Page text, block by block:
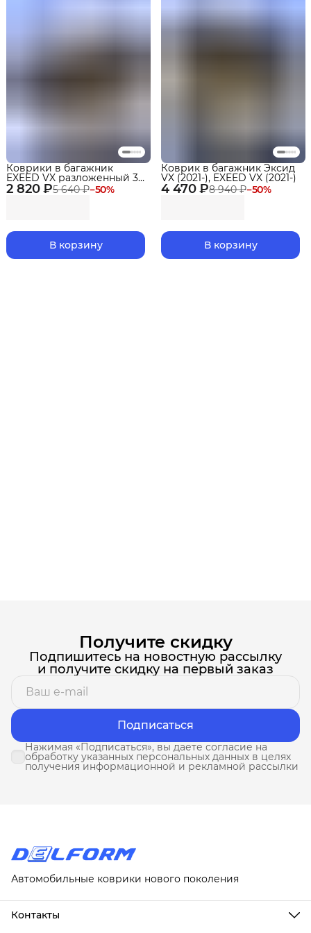
2 820 ₽5 640 ₽−50%
Коврики в багажник
EXEED VX разложенный 3
ряд (2021-)
В корзину
4 470 ₽8 940 ₽−50%
Коврик в багажник Эксид
VX (2021-), EXEED VX (2021-)
В корзину
Получите скидку
Подпишитесь на новостную рассылку
и получите скидку на первый заказ
Подписаться
Нажимая «Подписаться», вы даете согласие на
обработку указанных персональных данных в целях
получения информационной и рекламной рассылки
Автомобильные коврики нового поколения
Контакты